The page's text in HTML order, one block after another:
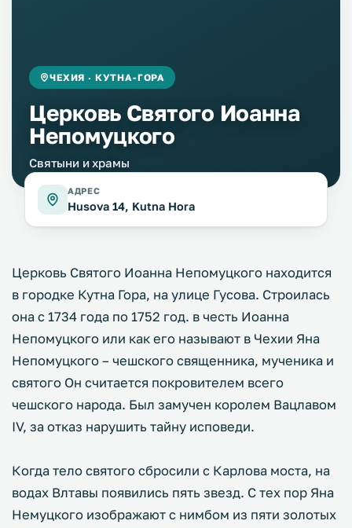
ЧЕХИЯ · КУТНА-ГОРА
Церковь Святого Иоанна
Непомуцкого
Святыни и храмы
АДРЕС
Husova 14, Kutna Hora
Церковь Святого Иоанна Непомуцкого находится
в городке Кутна Гора, на улице Гусова. Строилась
она с 1734 года по 1752 год. в честь Иоанна
Непомуцкого или как его называют в Чехии Яна
Непомуцкого – чешского священника, мученика и
святого Он считается покровителем всего
чешского народа. Был замучен королем Вацлавом
IV, за отказ нарушить тайну исповеди.
Когда тело святого сбросили с Карлова моста, на
водах Влтавы появились пять звезд. С тех пор Яна
Немуцкого изображают с нимбом из пяти золотых